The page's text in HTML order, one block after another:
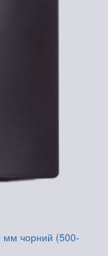
мм чорний (500-